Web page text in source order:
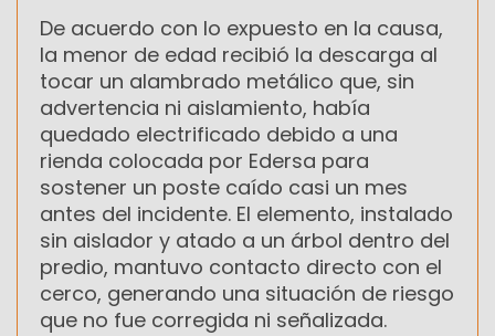
De acuerdo con lo expuesto en la causa,
la menor de edad recibió la descarga al
tocar un alambrado metálico que, sin
advertencia ni aislamiento, había
quedado electrificado debido a una
rienda colocada por Edersa para
sostener un poste caído casi un mes
antes del incidente. El elemento, instalado
sin aislador y atado a un árbol dentro del
predio, mantuvo contacto directo con el
cerco, generando una situación de riesgo
que no fue corregida ni señalizada.